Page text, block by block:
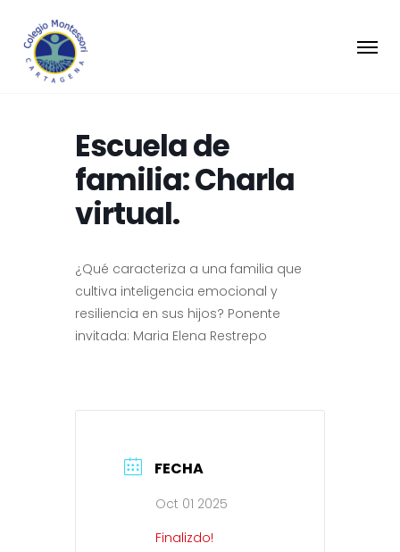
Escuela de
familia: Charla
virtual.
¿Qué caracteriza a una familia que
cultiva inteligencia emocional y
resiliencia en sus hijos? Ponente
invitada: Maria Elena Restrepo
FECHA
Oct 01 2025
Finalizdo!